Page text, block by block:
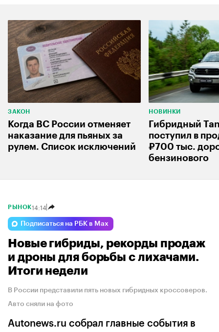
ЗАКОН
Когда ВС России отменяет
наказание для пьяных за
рулем. Список исключений
НОВИНКИ
Гибридный
поступил в
₽700 тыс.
бензинового
РЫНОК14:14
Подписаться на РБК в Max
Новые гибриды, рекорды продаж
и дроны для борьбы с лихачами.
Итоги недели
В России представили пять новых гибридных кроссоверов.
Авто сняли на фото
Autonews.ru собрал главные события в